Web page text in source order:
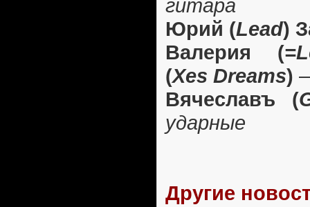
гитара
Юрий (Lead)
Валерия (
(Xes Dreams)
Вячеславъ (
ударные
Другие